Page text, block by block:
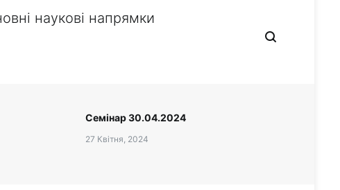
наукові напрямки
Семінар 30.04.2024
27 Квітня, 2024